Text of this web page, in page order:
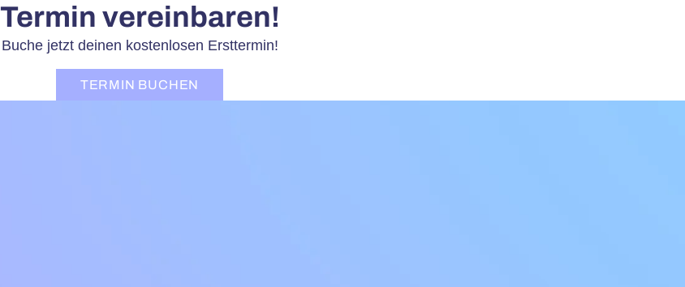
Termin vereinbaren!
Buche jetzt deinen kostenlosen Ersttermin!
TERMIN BUCHEN